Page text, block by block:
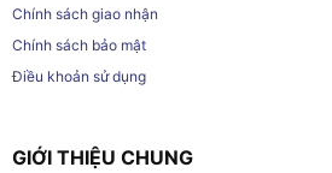
Chính sách giao nhận
Chính sách bảo mật
Điều khoản sử dụng
GIỚI THIỆU CHUNG